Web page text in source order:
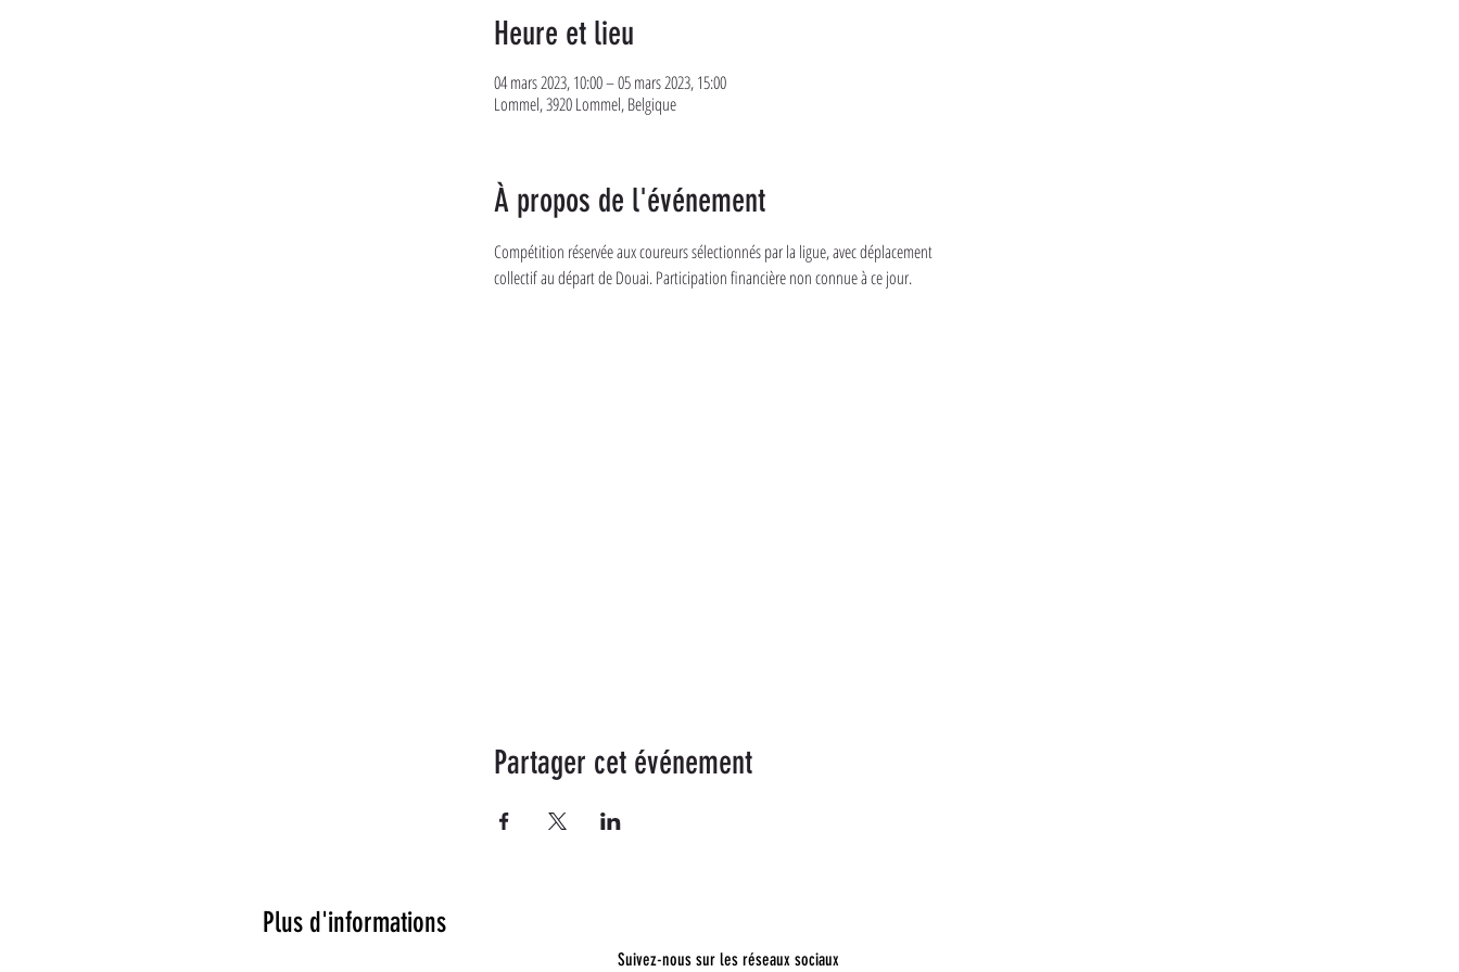
Heure et lieu
04 mars 2023, 10:00 – 05 mars 2023, 15:00
Lommel, 3920 Lommel, Belgique
À propos de l'événement
Compétition réservée aux coureurs sélectionnés par la ligue, avec déplacement
collectif au départ de Douai. Participation financière non connue à ce jour.
Partager cet événement
Plus d'informations
Suivez-nous sur les réseaux sociaux